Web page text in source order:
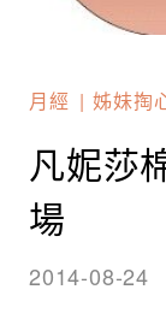
月經 姊妹掏
凡妮莎
場
2014-08-24